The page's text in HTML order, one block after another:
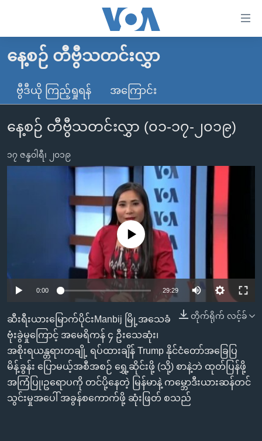
လွယ်ကူ
သည့်
များ
ပင်မ
ညွန်း
စာမျက်နှာ
ကျော်
ကြည့်
ရန်
ရှာဖွေ
နေရာ
မူလစာမျက်နှာ
မြန်မာ
ကမ္ဘာ့သတင်းများ
နိုင်ငံတကာ
တရုတ်
ဗွီဒီယို
ရပ်ဝန်းတခု လမ်းတခု အလွန်
အမေရိကန်သုံးအီဒီယံ
ရုပ်ရှင်ထဲက အင်္ဂလိပ်စာ
သုတပဒေသာ အင်္ဂလိပ်စာ
အပတ်စဉ်ကဏ္ဍများ
ရေဒီယိုနှင့်ရုပ်သံ အချက်အလက်များ
ရေဒီယို/တီဗွီအစီအစဉ်
Learning English
ဗွီအိုအေ လူမှုကွန်ယက်များ
ဘာသာစကားများ
နေ့စဉ် တီဗွီသတင်းလွှာ
ဗွီဒီယို ကြည့်ရှုရန် အကြောင်း
နေ့စဉ် တီဗွီသတင်းလွှာ (၀၁-၁၇-၂၀၁၉)
၁၇ ဇန္နဝါရီ၊ ၂၀၁၉
No media source currently available
0:00 29:29
တိုက်ရိုက် လင့်ခ်
ဆီးရီးယားမြောက်ပိုင်းManbij မြို့အသေခံ
ဗုံးခွဲမှုကြောင့် အမေရိကန် ၄ ဦးသေဆုံး၊
အစိုးရယန္တရားတချို့ ရပ်ထားချိန် Trump နိုင်ငံတော်အခြေပြ
မိန့်ခွန်း ပြောမယ့်အစီအစဉ် ရွှေ့ဆိုင်းဖို့ (သို့) စာနဲ့ဘဲ ထုတ်ပြန်ဖို့
အကြံပြု၊ဥရောပကို တင်ပို့နေတဲ့ မြန်မာနဲ့ ကမ္ဘောဒီးယားဆန်တင်
သွင်းမှုအပေါ် အခွန်စကောက်ဖို့ ဆုံးဖြတ် စသည်